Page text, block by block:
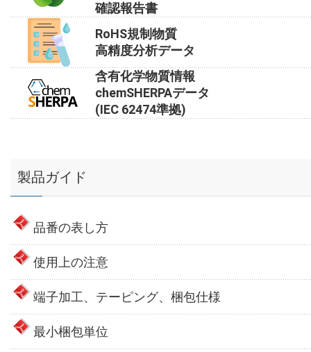
確認報告書
RoHS規制物質
高精度分析データ
含有化学物質情報
chemSHERPAデータ
(IEC 62474準拠)
製品ガイド
品番の表し方
使用上の注意
端子加工、テーピング、梱包仕様
最小梱包単位